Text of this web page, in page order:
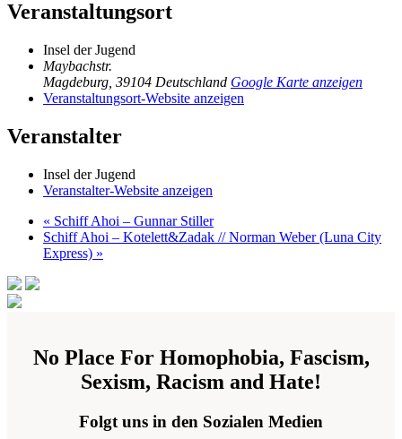
Veranstaltungsort
Insel der Jugend
Maybachstr.
Magdeburg 39104 Deutschland Google Karte anzeigen
Veranstaltungsort-Website anzeigen
Veranstalter
Insel der Jugend
Veranstalter-Website anzeigen
« Schiff Ahoi – Gunnar Stiller
Schiff Ahoi – Kotelett&Zadak // Norman Weber (Luna City
Express) »
No Place For Homophobia, Fascism,
Sexism, Racism and Hate!
Folgt uns in den Sozialen Medien